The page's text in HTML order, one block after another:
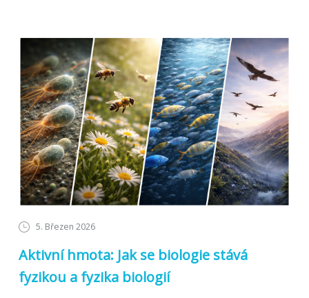
5. Březen 2026
Aktivní hmota: Jak se biologie stává
fyzikou a fyzika biologií